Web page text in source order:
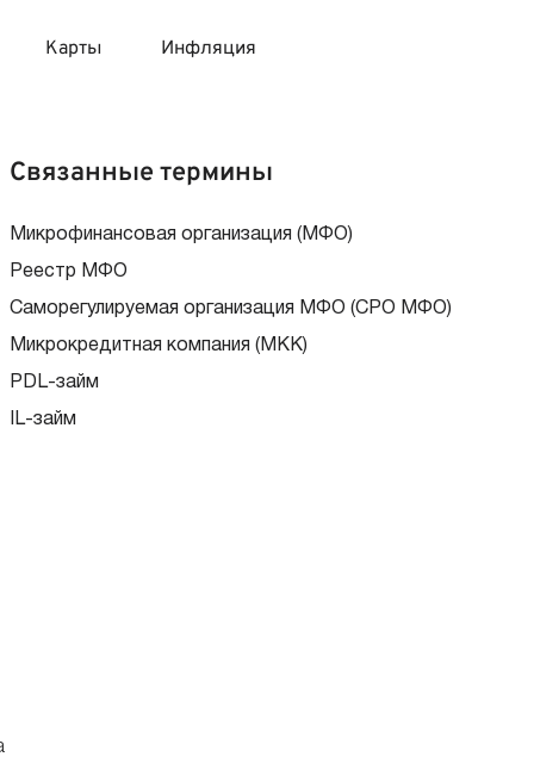
на месяц
вклады
вклады
Карты
120 дней без процентов
с 18 лет
с доставкой на дом
Инфляция
список продуктов с динамикой цен
Связанные термины
Микрофинансовая организация (МФО)
Реестр МФО
Саморегулируемая организация МФО (СРО МФО)
Микрокредитная компания (МКК)
PDL-займ
IL-займ